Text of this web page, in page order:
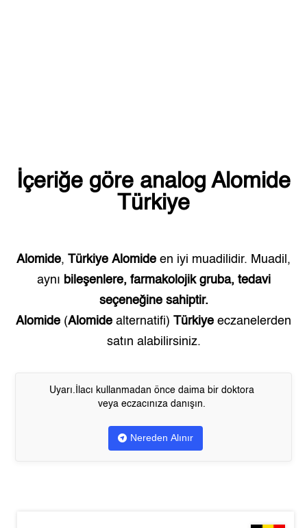
İçeriğe göre analog Alomide
Türkiye
Alomide, Türkiye Alomide en iyi muadilidir. Muadil,
aynı bileşenlere, farmakolojik gruba, tedavi
seçeneğine sahiptir.
Alomide (Alomide alternatifi) Türkiye eczanelerden
satın alabilirsiniz.
Uyarı.İlacı kullanmadan önce daima bir doktora
veya eczacınıza danışın.
Nereden Alınır